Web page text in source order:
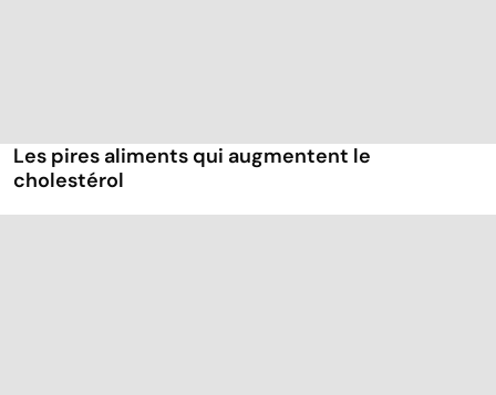
Les pires aliments qui augmentent le
cholestérol